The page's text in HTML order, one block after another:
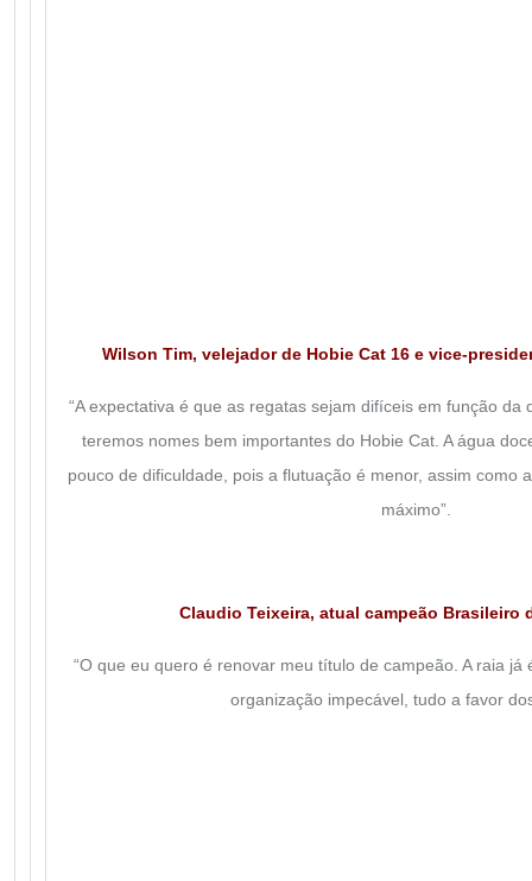
Wilson Tim, velejador de Hobie Cat 16 e vice-
“A expectativa é que as regatas sejam difíceis em função da
teremos nomes bem importantes do Hobie Cat. A água
pouco de dificuldade, pois a flutuação é menor, assim como
máximo”.
Claudio Teixeira, atual campeão Brasileiro
“O que eu quero é renovar meu título de campeão. A raia
organização impecável, tudo a favor